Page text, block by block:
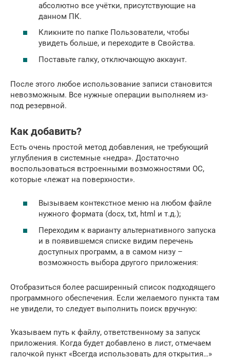
абсолютно все учётки, присутствующие на
данном ПК.
Кликните по папке Пользователи, чтобы
увидеть больше, и переходите в Свойства.
Поставьте галку, отключающую аккаунт.
После этого любое использование записи становится
невозможным. Все нужные операции выполняем из-
под резервной.
Как добавить?
Есть очень простой метод добавления, не требующий
углубления в системные «недра». Достаточно
воспользоваться встроенными возможностями ОС,
которые «лежат на поверхности».
Вызываем контекстное меню на любом файле
нужного формата (docx, txt, html и т.д.);
Переходим к варианту альтернативного запуска
и в появившемся списке видим перечень
доступных программ, а в самом низу –
возможность выбора другого приложения:
Отобразиться более расширенный список подходящего
программного обеспечения. Если желаемого пункта там
не увидели, то следует выполнить поиск вручную:
Указываем путь к файлу, ответственному за запуск
приложения. Когда будет добавлено в лист, отмечаем
галочкой пункт «Всегда использовать для открытия…»